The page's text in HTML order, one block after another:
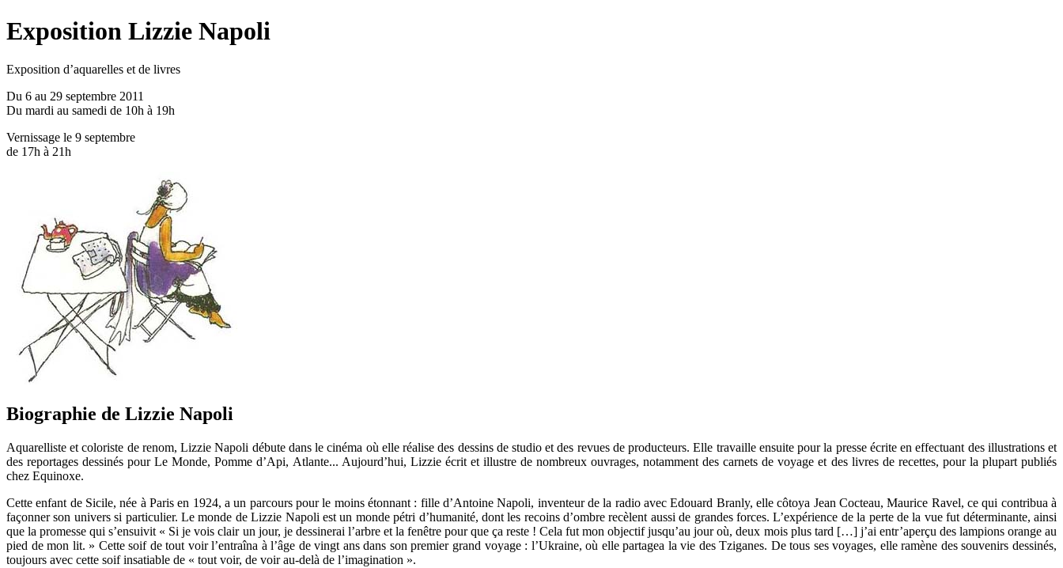
Exposition Lizzie Napoli
Exposition d’aquarelles et de livres
Du 6 au 29 septembre 2011
Du mardi au samedi de 10h à 19h
Vernissage le 9 septembre
de 17h à 21h
Biographie de Lizzie Napoli
Aquarelliste et coloriste de renom, Lizzie Napoli débute dans le cinéma où elle réalise des dessins de studio et des revues de producteurs. Elle travaille ensuite pour la presse écrite en effectuant des illustrations et
des reportages dessinés pour Le Monde, Pomme d’Api, Atlante... Aujourd’hui, Lizzie écrit et illustre de nombreux ouvrages, notamment des carnets de voyage et des livres de recettes, pour la plupart publiés
chez Equinoxe.
Cette enfant de Sicile, née à Paris en 1924, a un parcours pour le moins étonnant : fille d’Antoine Napoli, inventeur de la radio avec Edouard Branly, elle côtoya Jean Cocteau, Maurice Ravel, ce qui contribua à
façonner son univers si particulier. Le monde de Lizzie Napoli est un monde pétri d’humanité, dont les recoins d’ombre recèlent aussi de grandes forces. L’expérience de la perte de la vue fut déterminante, ainsi
que la promesse qui s’ensuivit « Si je vois clair un jour, je dessinerai l’arbre et la fenêtre pour que ça reste ! Cela fut mon objectif jusqu’au jour où, deux mois plus tard […] j’ai entr’aperçu des lampions orange au
pied de mon lit. » Cette soif de tout voir l’entraîna à l’âge de vingt ans dans son premier grand voyage : l’Ukraine, où elle partagea la vie des Tziganes. De tous ses voyages, elle ramène des souvenirs dessinés,
toujours avec cette soif insatiable de « tout voir, de voir au-delà de l’imagination ».